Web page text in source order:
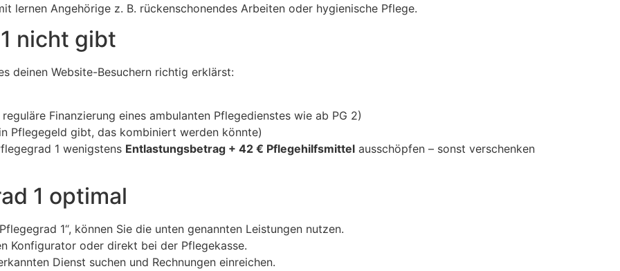
lernen Angehörige z. B. rückenschonendes Arbeiten oder hygienische Pflege.
nicht gibt
deinen Website-Besuchern richtig erklärst:
Finanzierung eines ambulanten Pflegedienstes wie ab PG 2)
Pflegegeld gibt, das kombiniert werden könnte)
1 wenigstens Entlastungsbetrag + 42 € Pflegehilfsmittel ausschöpfen – sonst verschenken
1 optimal
1“, können Sie die unten genannten Leistungen nutzen.
Konfigurator oder direkt bei der Pflegekasse.
Dienst suchen und Rechnungen einreichen.